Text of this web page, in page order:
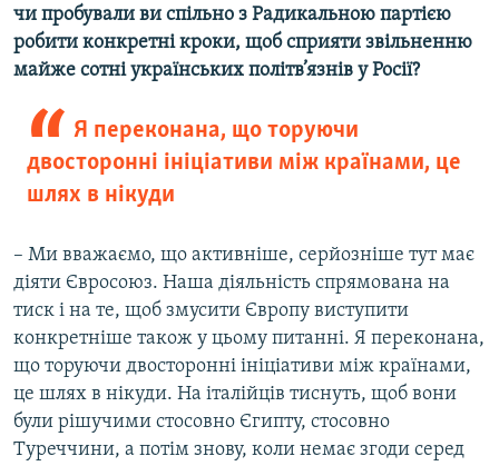
чи пробували ви спільно з Радикальною партією
робити конкретні кроки, щоб сприяти звільненню
майже сотні українських політв’язнів у Росії?
Я переконана, що торуючи
двосторонні ініціативи між країнами, це
шлях в нікуди
– Ми вважаємо, що активніше, серйозніше тут має
діяти Євросоюз. Наша діяльність спрямована на
тиск і на те, щоб змусити Європу виступити
конкретніше також у цьому питанні. Я переконана,
що торуючи двосторонні ініціативи між країнами,
це шлях в нікуди. На італійців тиснуть, щоб вони
були рішучими стосовно Єгипту, стосовно
Туреччини, а потім знову, коли немає згоди серед